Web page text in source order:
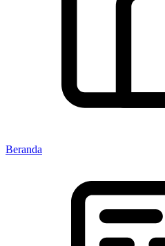
Beranda